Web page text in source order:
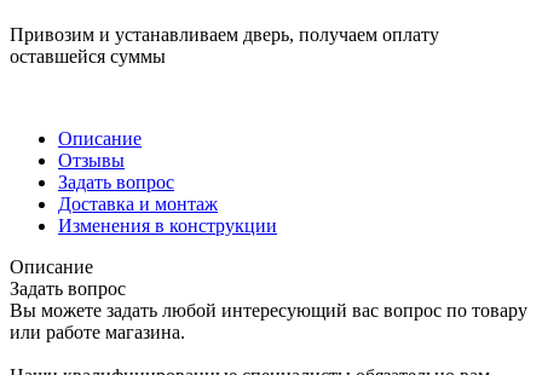
Привозим и устанавливаем дверь, получаем оплату
оставшейся суммы
Описание
Отзывы
Задать вопрос
Доставка и монтаж
Изменения в конструкции
Описание
Задать вопрос
Вы можете задать любой интересующий вас вопрос по товару
или работе магазина.